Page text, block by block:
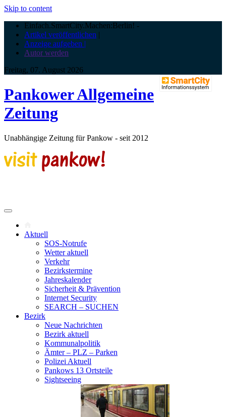
Skip to content
Einfach.SmartCity.Machen:Berlin! -
Artikel veröffentlichen |
Anzeige aufgeben |
Autor werden
Freitag, 07. August 2026
Pankower Allgemeine
Zeitung
Unabhängige Zeitung für Pankow - seit 2012
Aktuell
SOS-Notrufe
Wetter aktuell
Verkehr
Bezirkstermine
Jahreskalender
Sicherheit & Prävention
Internet Security
SEARCH – SUCHEN
Bezirk
Neue Nachrichten
Bezirk aktuell
Kommunalpolitik
Ämter – PLZ – Parken
Polizei Aktuell
Pankows 13 Ortsteile
Sightseeing